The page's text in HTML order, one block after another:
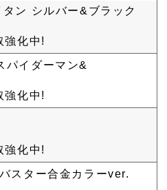
ン シルバー&ブラック
強化中!
パイダーマン&
強化中!
強化中!
スター合金カラーver.